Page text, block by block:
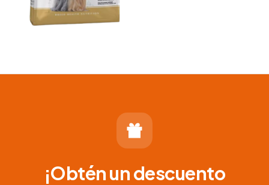
¡Obtén un descuento